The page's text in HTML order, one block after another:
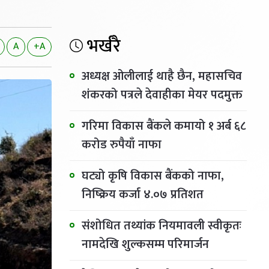
A +A भर्खरै
अध्यक्ष ओलीलाई थाहै छैन, महासचिव
शंकरको पत्रले देवाहीका मेयर पदमुक्त
गरिमा विकास बैंकले कमायो १ अर्ब ६८
करोड रुपैयाँ नाफा
घट्यो कृषि विकास बैंकको नाफा,
निष्क्रिय कर्जा ४.०७ प्रतिशत
संशोधित तथ्यांक नियमावली स्वीकृतः
नामदेखि शुल्कसम्म परिमार्जन